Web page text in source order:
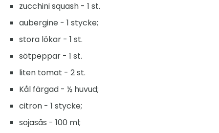
zucchini squash - 1 st.
aubergine - 1 stycke;
stora lökar - 1 st.
sötpeppar - 1 st.
liten tomat - 2 st.
Kål färgad - ½ huvud;
citron - 1 stycke;
sojasås - 100 ml;